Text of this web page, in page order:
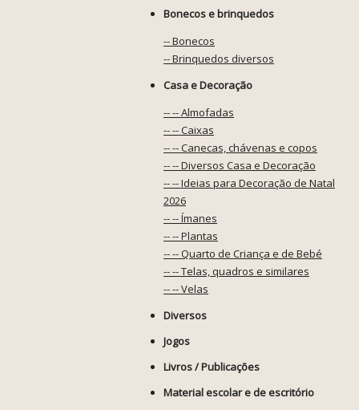
Bonecos e brinquedos
-- Bonecos
-- Brinquedos diversos
Casa e Decoração
-- -- Almofadas
-- -- Caixas
-- -- Canecas, chávenas e copos
-- -- Diversos Casa e Decoração
-- -- Ideias para Decoração de Natal
2026
-- -- Ímanes
-- -- Plantas
-- -- Quarto de Criança e de Bebé
-- -- Telas, quadros e similares
-- -- Velas
Diversos
Jogos
Livros / Publicações
Material escolar e de escritório